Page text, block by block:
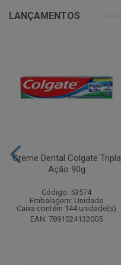
LANÇAMENTOS
Creme Dental Colgate Tripla
Ação 90g
Código: 53574
Embalagem: Unidade
Caixa contém 144 unidade(s)
EAN: 7891024132005